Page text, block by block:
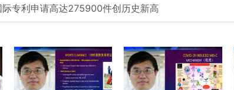
专利申请高达275900件创历史新高